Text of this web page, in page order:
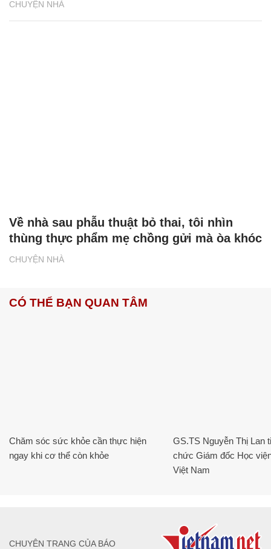
CHUYỆN NHÀ
CHUYỆN NHÀ
Về nhà sau phẫu thuật bỏ thai, tôi nhìn
thùng thực phẩm mẹ chồng gửi mà òa khóc
CÓ THỂ BẠN QUAN TÂM
Chăm sóc sức khỏe cần thực hiện
ngay khi cơ thể còn khỏe
GS.TS Nguyễn Thị Lan
chức Giám đốc Học
Việt Nam
CHUYÊN TRANG CỦA BÁO